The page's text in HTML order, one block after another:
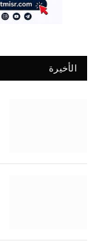
الأخيرة